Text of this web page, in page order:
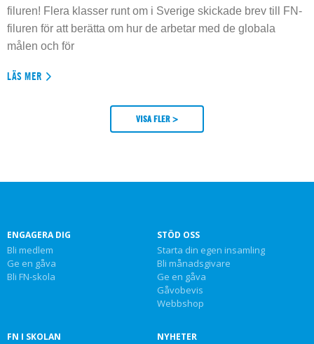
filuren! Flera klasser runt om i Sverige skickade brev till FN-
filuren för att berätta om hur de arbetar med de globala
målen och för
LÄS MER
VISA FLER >
ENGAGERA DIG
Bli medlem
Ge en gåva
Bli FN-skola
STÖD OSS
Starta din egen insamling
Bli månadsgivare
Ge en gåva
Gåvobevis
Webbshop
FN I SKOLAN NYHETER